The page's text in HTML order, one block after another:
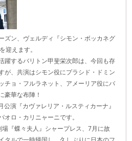
ズン、ヴェルディ『シモン・ボッカネグ
迎えます。
躍するバリトン甲斐栄次郎は、今回も存
が、共演はシモン役にプラシド・ドミン
チョ・フルラネット、アメーリア役にバ
豪華な布陣！
演『カヴァレリア・ルスティカーナ』
オロ・カリニャーニです。
『蝶々夫人』シャープレス、7月に故